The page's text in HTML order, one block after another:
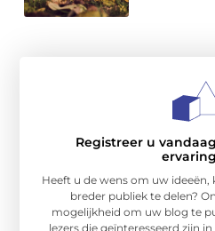
Registreer u
Heeft u de wens om uw ideeën,
breder publiek te delen?
mogelijkheid om uw blog te
lezers die geïnteresseerd zijn